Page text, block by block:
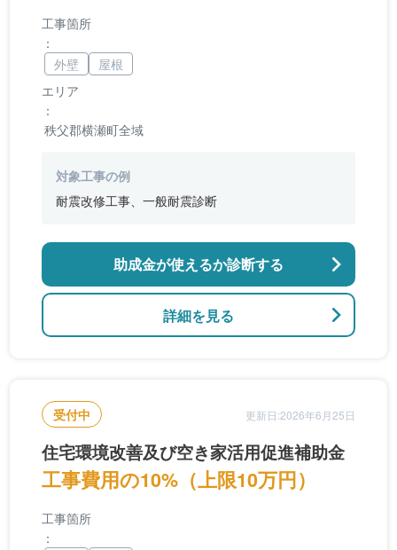
エリア
：
秩父郡横瀬町全域
工事箇所
：
外壁
屋根
対象工事の例
耐震改修工事、一般耐震診断
詳細を見る
助成金が使えるか診断する
受付中 更新日:2026年6月25日
住宅環境改善及び空き家活用促進補助金
工事費用の10%（上限10万円）
工事箇所
：